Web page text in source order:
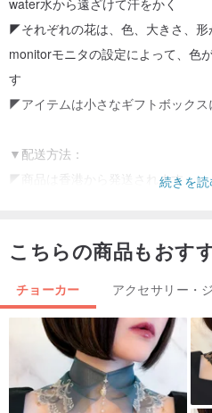
◤それぞれの花は、色、大きさ、
monitorモニタの設定によって、色
す
◤アイテムは小さなギフトボックス
▼配送方法：
◤商品は香港から発送されます
◤追跡番号が提供されます
◤香港/中国/台湾/マカオ/日本/韓国/
メリカ/ロシア/オーストラリア/ド
ノルウェー/ベルギー/フランス/ポ
ス/リトアニア/ニュージーランド/
ポルトガル/スペイン
続きを
こちらの商品もおす
チョーカー アクセサリー・